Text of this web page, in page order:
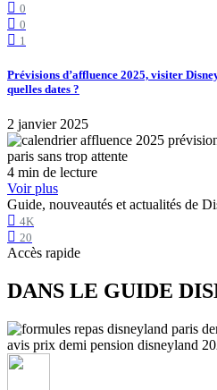
0
0
1
Prévisions d’affluence 2025, visiter
quelles dates ?
2 janvier 2025
4 min de lecture
Voir plus
Guide, nouveautés et actualités de
4K
20
Accès rapide
DANS LE GUIDE